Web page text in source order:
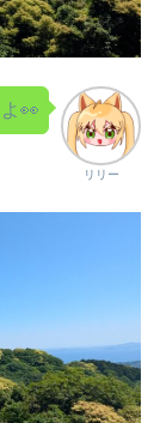
リリー
👀